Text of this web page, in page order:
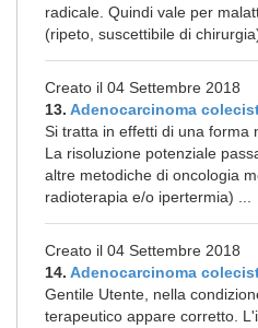
radicale. Quindi vale per
(ripeto, suscettibile di
Creato il 04 Settembre 2018
13. Adenocarcinoma
Si tratta in effetti di una forma
La risoluzione potenziale
altre metodiche di oncologia
radioterapia e/o ipertermia) ...
Creato il 04 Settembre 2018
14. Adenocarcinoma
Gentile Utente, nella
terapeutico appare corretto.